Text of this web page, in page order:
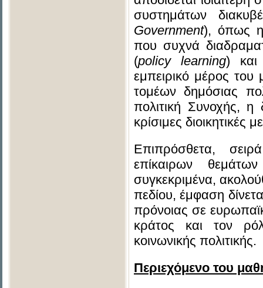
συστημάτων
Government), όπως η
που συχνά
(policylearning) και
εμπειρικό μέρος του
τομέων δημόσιας
πολιτική Συνοχής, η
κρίσιμες διοικητικές
Επιπρόσθετα,
επίκαιρων
συγκεκριμένα,
πεδίου, έμφαση
πρόνοιας σε
κράτος και τον
κοινωνικής πολιτικής.
Περιεχόμενο του